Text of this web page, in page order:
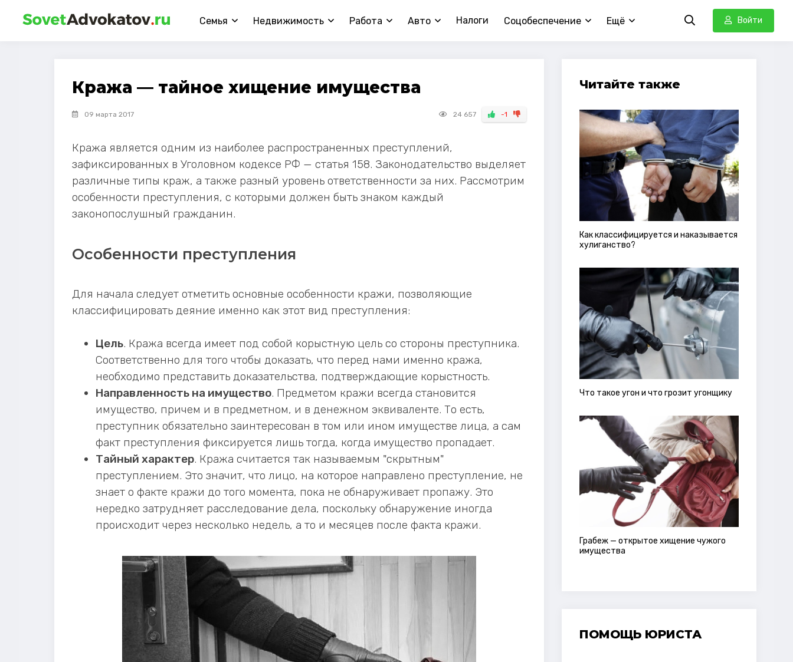
Семья Недвижимость Работа Авто Налоги Соцобеспечение Ещё Войти
Кража — тайное хищение имущества
09 марта 2017 24 657 -1
Кража является одним из наиболее распространенных преступлений,
зафиксированных в Уголовном кодексе РФ — статья 158. Законодательство выделяет
различные типы краж, а также разный уровень ответственности за них. Рассмотрим
особенности преступления, с которыми должен быть знаком каждый
законопослушный гражданин.
Особенности преступления
Для начала следует отметить основные особенности кражи, позволяющие
классифицировать деяние именно как этот вид преступления:
Цель. Кража всегда имеет под собой корыстную цель со стороны преступника.
Соответственно для того чтобы доказать, что перед нами именно кража,
необходимо представить доказательства, подтверждающие корыстность.
Направленность на имущество. Предметом кражи всегда становится
имущество, причем и в предметном, и в денежном эквиваленте. То есть,
преступник обязательно заинтересован в том или ином имуществе лица, а сам
факт преступления фиксируется лишь тогда, когда имущество пропадает.
Тайный характер. Кража считается так называемым "скрытным"
преступлением. Это значит, что лицо, на которое направлено преступление, не
знает о факте кражи до того момента, пока не обнаруживает пропажу. Это
нередко затрудняет расследование дела, поскольку обнаружение иногда
происходит через несколько недель, а то и месяцев после факта кражи.
Читайте также
Как классифицируется и наказывается
хулиганство?
Что такое угон и что грозит угонщику
Грабеж — открытое хищение чужого
имущества
ПОМОЩЬ ЮРИСТА